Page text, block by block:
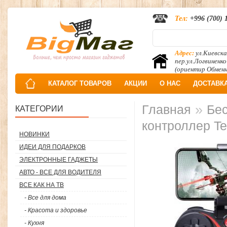
Адрес:
пер.ул.Логвиненко
(ориентир
Тел: +996 (700)
КАТАЛОГ ТОВАРОВ АКЦИИ О НАС
КАТЕГОРИИ
НОВИНКИ
ИДЕИ ДЛЯ ПОДАРКОВ
ЭЛЕКТРОННЫЕ ГАДЖЕТЫ
АВТО - ВСЕ ДЛЯ ВОДИТЕЛЯ
ВСЕ КАК НА ТВ
- Все для дома
- Красота и здоровье
- Кухня
Главная »
контроллер